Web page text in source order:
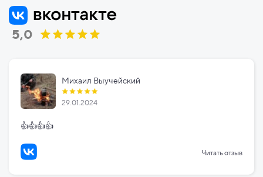
5,0
Михаил Выучейский
29.01.2024
👍👍👍👍
Читать отзыв